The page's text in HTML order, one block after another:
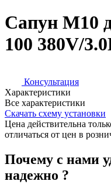
Сапун М10
100 380V/
Консультация
Характеристики
Все характеристики
Скачать схему установки
Цена действительна
отличаться от цен в
Почему с нами
надежно ?